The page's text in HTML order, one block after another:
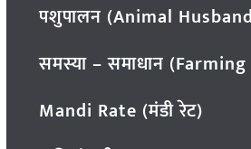
पशुपालन (Animal
समस्या – समाधान
Mandi Rate (मंडी रेट)